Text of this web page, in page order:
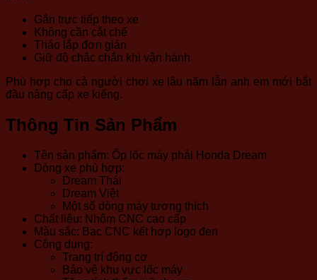
Gắn trực tiếp theo xe
Không cần cắt chế
Tháo lắp đơn giản
Giữ độ chắc chắn khi vận hành
Phù hợp cho cả người chơi xe lâu năm lẫn anh em mới bắt
đầu nâng cấp xe kiểng.
Thông Tin Sản Phẩm
Tên sản phẩm: Ốp lốc máy phải Honda Dream
Dòng xe phù hợp:
Dream Thái
Dream Việt
Một số dòng máy tương thích
Chất liệu: Nhôm CNC cao cấp
Màu sắc: Bạc CNC kết hợp logo đen
Công dụng:
Trang trí động cơ
Bảo vệ khu vực lốc máy